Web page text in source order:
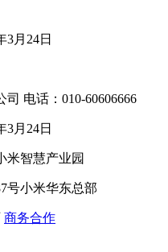
3月24日
电话：010-60606666
3月24日
米智慧产业园
号小米华东总部
商务合作